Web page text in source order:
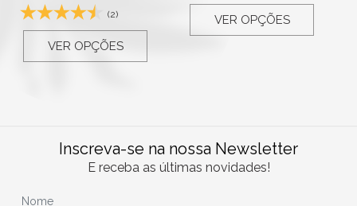
(2)
VER OPÇÕES
VER OPÇÕES
Inscreva-se na nossa Newsletter
E receba as últimas novidades!